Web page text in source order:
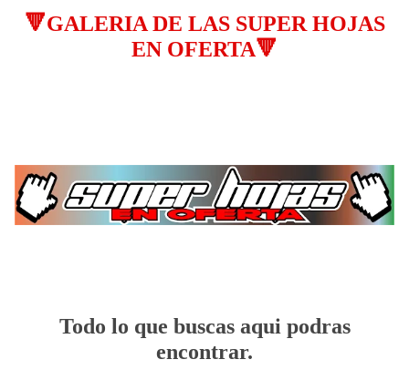
🔻GALERIA DE LAS SUPER HOJAS
EN OFERTA🔻
Todo lo que buscas aqui podras
encontrar.